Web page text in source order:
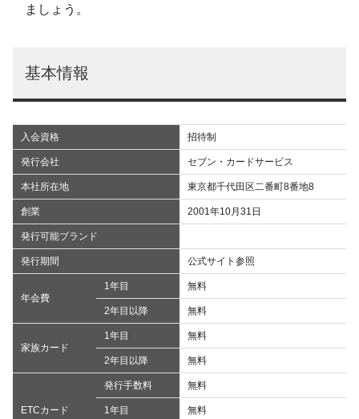
ましょう。
基本情報
入会資格 招待制
発行会社 セブン・カードサービス
本社所在地 東京都千代田区二番町8番地8
創業 2001年10月31日
発行可能ブランド
発行期間 公式サイト参照
年会費
1年目 無料
2年目以降 無料
家族カード
1年目 無料
2年目以降 無料
ETCカード
発行手数料 無料
1年目 無料